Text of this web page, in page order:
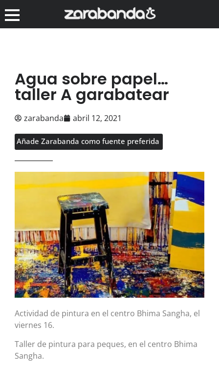
Agua sobre papel…
taller A garabatear
zarabanda abril 12, 2021
Añade Zarabanda como fuente preferida
Actividad de pintura en el centro Bhima Sangha, el
viernes 16.
Taller de pintura para peques, en el centro Bhima
Sangha.